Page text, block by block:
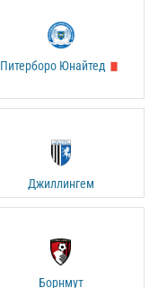
Питерборо Юнайтед
Джиллингем
Борнмут